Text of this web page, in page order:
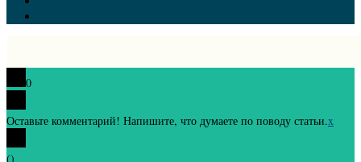
0
Оставьте комментарий! Напишите, что думаете по поводу статьи.x
()